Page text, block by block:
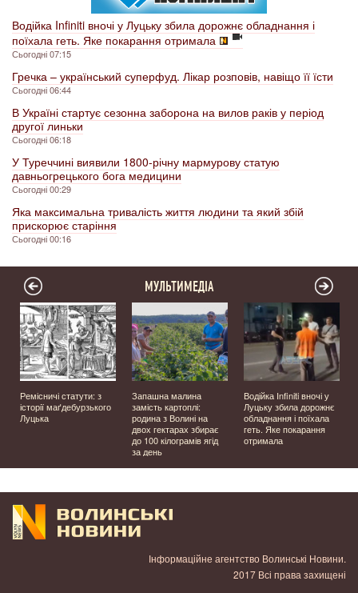
Водійка Infiniti вночі у Луцьку збила дорожнє обладнання і
поїхала геть. Яке покарання отримала
Сьогодні 07:15
Гречка – український суперфуд. Лікар розповів, навіщо її їсти
Сьогодні 06:44
В Україні стартує сезонна заборона на вилов раків у період
другої линьки
Сьогодні 06:18
У Туреччині виявили 1800-річну мармурову статую
давньогрецького бога медицини
Сьогодні 00:29
Яка максимальна тривалість життя людини та який збій
прискорює старіння
Сьогодні 00:16
МУЛЬТИМЕДІА
Ремісничі статути: з
історії маґдебурзького
Луцька
Запашна малина
замість картоплі:
родина з Волині на
двох гектарах збирає
до 100 кілограмів ягід
за день
Водійка Infiniti вночі у
Луцьку збила дорожнє
обладнання і поїхала
геть. Яке покарання
отримала
Інформаційне агентство Волинські Новини.
2017 Всі права захищені